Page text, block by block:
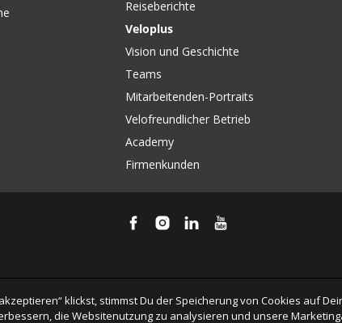
Reiseberichte
Veloplus
Vision und Geschichte
Teams
Mitarbeitenden-Portraits
Velofreundlicher Betrieb
Academy
Firmenkunden
klickst, stimmst Du der Speicherung von Cookies auf
die Websitenutzung zu analysieren und unsere